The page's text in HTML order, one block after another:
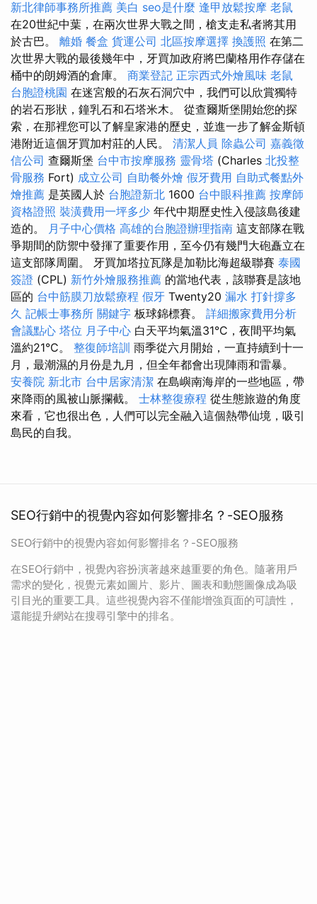
新北律師事務所推薦 美白 seo是什麼 逢甲放鬆按摩 老鼠
在20世紀中葉，在兩次世界大戰之間，槍支走私者將其用
於古巴。 離婚 餐盒 貨運公司 北區按摩選擇 換護照 在第二
次世界大戰的最後幾年中，牙買加政府將巴蘭格用作存儲在
桶中的朗姆酒的倉庫。 商業登記 正宗西式外燴風味 老鼠
台胞證桃園 在迷宮般的石灰石洞穴中，我們可以欣賞獨特
的岩石形狀，鐘乳石和石塔米木。 從查爾斯堡開始您的探
索，在那裡您可以了解皇家港的歷史，並進一步了解金斯頓
港附近這個牙買加村莊的人民。 清潔人員 除蟲公司 嘉義徵
信公司 查爾斯堡 台中市按摩服務 靈骨塔 (Charles 北投整
骨服務 Fort) 成立公司 自助餐外燴 假牙費用 自助式餐點外
燴推薦 是英國人於 台胞證新北 1600 台中眼科推薦 按摩師
資格證照 裝潢費用一坪多少 年代中期歷史性入侵該島後建
造的。 月子中心價格 高雄的台胞證辦理指南 這支部隊在戰
爭期間的防禦中發揮了重要作用，至今仍有幾門大砲矗立在
這支部隊周圍。 牙買加塔拉瓦隊是加勒比海超級聯賽 泰國
簽證 (CPL) 新竹外燴服務推薦 的當地代表，該聯賽是該地
區的 台中筋膜刀放鬆療程 假牙 Twenty20 漏水 打針撐多
久 記帳士事務所 關鍵字 板球錦標賽。 詳細搬家費用分析
會議點心 塔位 月子中心 白天平均氣溫31°C，夜間平均氣
溫約21°C。 整復師培訓 雨季從六月開始，一直持續到十一
月，最潮濕的月份是九月，但全年都會出現陣雨和雷暴。
安養院 新北市 台中居家清潔 在島嶼南海岸的一些地區，帶
來降雨的風被山脈攔截。 士林整復療程 從生態旅遊的角度
來看，它也很出色，人們可以完全融入這個熱帶仙境，吸引
島民的自我。
SEO行銷中的視覺內容如何影響排名？-SEO服務
SEO行銷中的視覺內容如何影響排名？-SEO服務
在SEO行銷中，視覺內容扮演著越來越重要的角色。隨著用戶
需求的變化，視覺元素如圖片、影片、圖表和動態圖像成為吸
引目光的重要工具。這些視覺內容不僅能增強頁面的可讀性，
還能提升網站在搜尋引擎中的排名。